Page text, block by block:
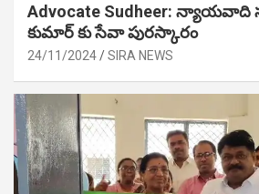
Advocate Sudheer: న్యాయవాది
కుమార్ కు సేవా పురస్కారం
24/11/2024 SIRA NEWS